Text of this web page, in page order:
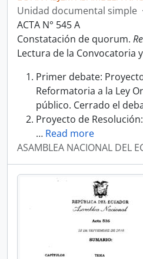
Unidad documental simple ·
ACTA N° 545 A
Constatación de quorum.
Lectura de la Convocatoria
Primer debate:
Reformatoria a la Ley
público. Cerrado el
Proyecto de
… Read more
ASAMBLEA NACIONAL DEL